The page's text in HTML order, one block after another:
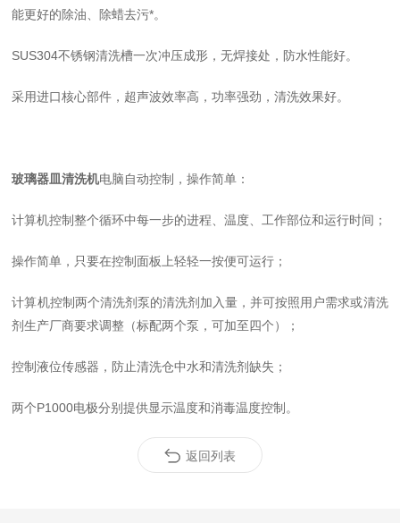
能更好的除油、除蜡去污*。
SUS304不锈钢清洗槽一次冲压成形，无焊接处，防水性能好。
采用进口核心部件，超声波效率高，功率强劲，清洗效果好。
玻璃器皿清洗机电脑自动控制，操作简单：
计算机控制整个循环中每一步的进程、温度、工作部位和运行时间；
操作简单，只要在控制面板上轻轻一按便可运行；
计算机控制两个清洗剂泵的清洗剂加入量，并可按照用户需求或清洗
剂生产厂商要求调整（标配两个泵，可加至四个）；
控制液位传感器，防止清洗仓中水和清洗剂缺失；
两个P1000电极分别提供显示温度和消毒温度控制。
返回列表